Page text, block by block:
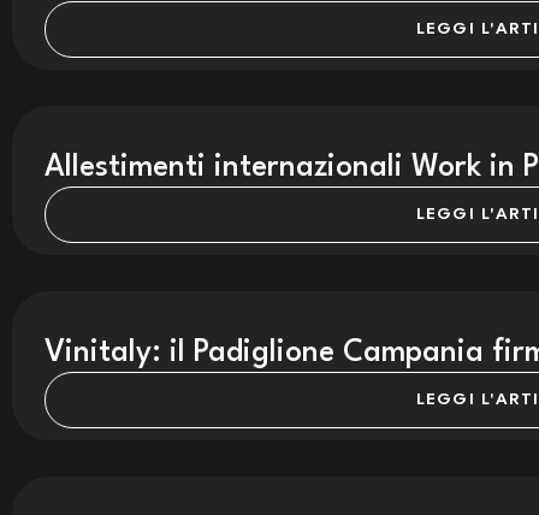
LEGGI
Allestimenti internazionali Work in
LEGGI
Vinitaly: il Padiglione Campania
LEGGI